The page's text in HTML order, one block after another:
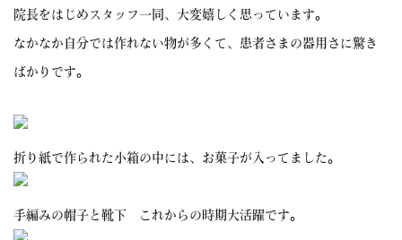
院長をはじめスタッフ一同、大変嬉しく思っています。
なかなか自分では作れない物が多くて、患者さまの器用さに驚き
ばかりです。
折り紙で作られた小箱の中には、お菓子が入ってました。
手編みの帽子と靴下 これからの時期大活躍です。